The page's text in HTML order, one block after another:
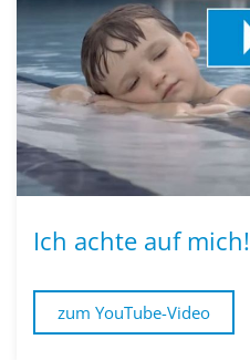
Ich achte auf mich!
zum YouTube-Video